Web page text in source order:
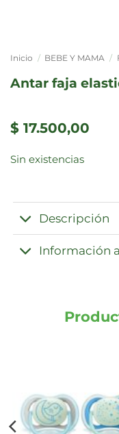
Inicio / BEBE Y MAMA /
antar faja
$ 17.500,00
Sin existencias
Descripción
Información